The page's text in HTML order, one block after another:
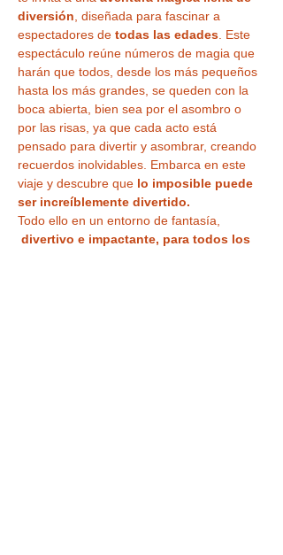
diversión , diseñada para fascinar a
espectadores de todas las edades . Este
espectáculo reúne números de magia que
harán que todos, desde los más pequeños
hasta los más grandes, se queden con la
boca abierta, bien sea por el asombro o
por las risas, ya que cada acto está
pensado para divertir y asombrar, creando
recuerdos inolvidables. Embarca en este
viaje y descubre que lo imposible puede
ser increíblemente divertido.
Todo ello en un entorno de fantasía,
divertivo e impactante, para todos los